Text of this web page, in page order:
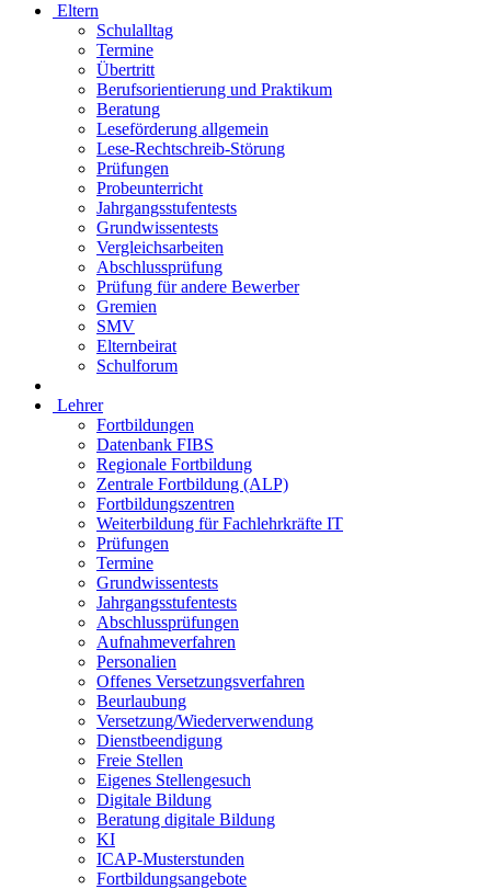
Eltern
Schulalltag
Termine
Übertritt
Berufsorientierung und Praktikum
Beratung
Leseförderung allgemein
Lese-Rechtschreib-Störung
Prüfungen
Probeunterricht
Jahrgangsstufentests
Grundwissentests
Vergleichsarbeiten
Abschlussprüfung
Prüfung für andere Bewerber
Gremien
SMV
Elternbeirat
Schulforum
Lehrer
Fortbildungen
Datenbank FIBS
Regionale Fortbildung
Zentrale Fortbildung (ALP)
Fortbildungszentren
Weiterbildung für Fachlehrkräfte IT
Prüfungen
Termine
Grundwissentests
Jahrgangsstufentests
Abschlussprüfungen
Aufnahmeverfahren
Personalien
Offenes Versetzungsverfahren
Beurlaubung
Versetzung/Wiederverwendung
Dienstbeendigung
Freie Stellen
Eigenes Stellengesuch
Digitale Bildung
Beratung digitale Bildung
KI
ICAP-Musterstunden
Fortbildungsangebote